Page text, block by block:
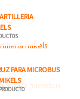
PARA MICROBUS